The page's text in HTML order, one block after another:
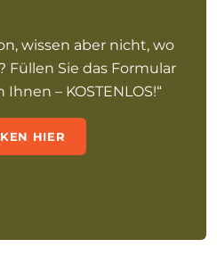
wissen aber nicht, wo
Füllen Sie das Formular
– KOSTENLOS!“
HIER